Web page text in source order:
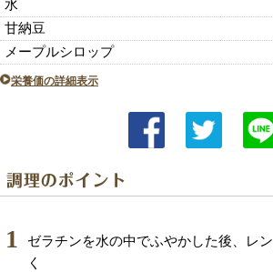
水
甘納豆
メープルシロップ
栄養価の詳細表示
1
ゼラチンを水の中でふやかした後、レ
く